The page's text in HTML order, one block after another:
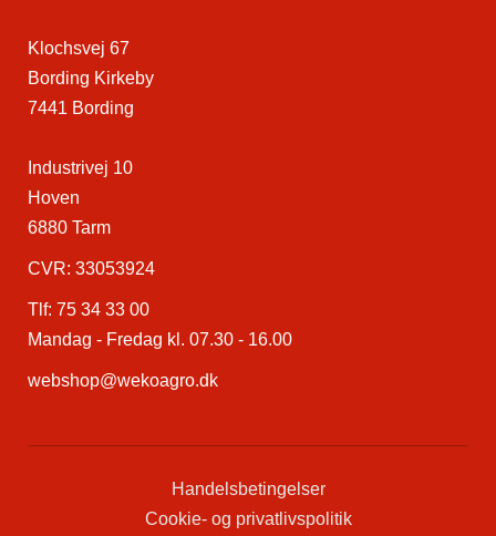
Klochsvej 67
Bording Kirkeby
7441 Bording
Industrivej 10
Hoven
6880 Tarm
CVR: 33053924
Tlf: 75 34 33 00
Mandag - Fredag kl. 07.30 - 16.00
webshop@wekoagro.dk
Handelsbetingelser
Cookie- og privatlivspolitik